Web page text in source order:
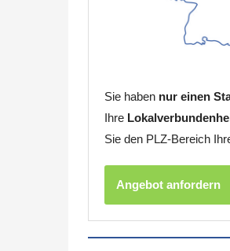
Sie haben nur einen
Ihre
Sie den PLZ-Bereich
Angebot anfordern